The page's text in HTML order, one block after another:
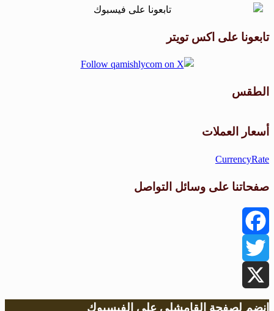
تابعونا على اكس تويتر
الطقس
أسعار العملات
CurrencyRate
صفحاتنا على وسائل التواصل
Facebook
Twitter
X
انضم لصفحة القامشلي على الفيسبوك